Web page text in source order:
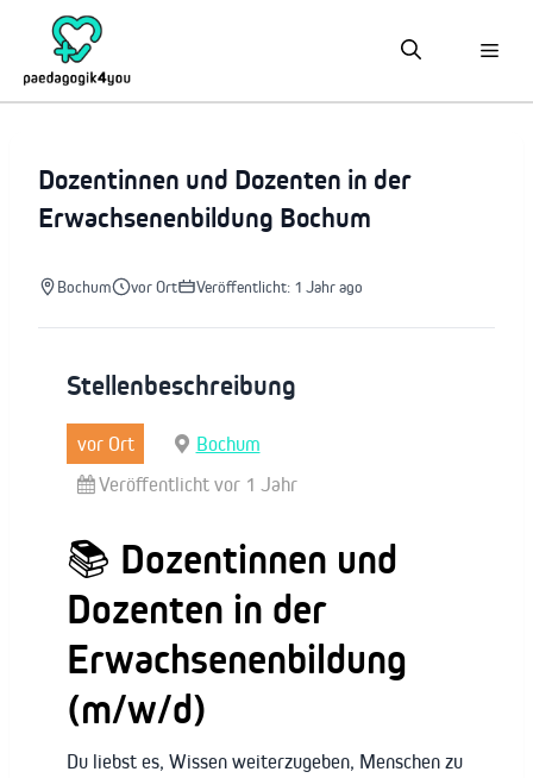
springen
Dozentinnen und Dozenten in der
Erwachsenenbildung Bochum
Bochum vor Ort Veröffentlicht: 1 Jahr ago
Stellenbeschreibung
vor Ort
Bochum
Veröffentlicht vor 1 Jahr
📚 Dozentinnen und
Dozenten in der
Erwachsenenbildung
(m/w/d)
Du liebst es, Wissen weiterzugeben, Menschen zu